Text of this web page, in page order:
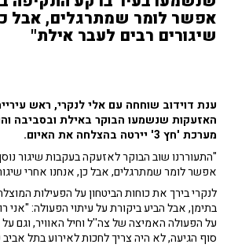
אפשר לומר שמתרגלים, אבל
שיגורים רבים לעבר אילת"
ענת דוידוב שוחחה עם אלי לנקרי, ראש
האזעקות שנשמעו הבוקר באילת ובסביבה
מערכת 'חץ 3' יירטה בהצלחה את האיום.
"התעוררנו שוב הבוקר לאזעקה בעקבות שיגור
אפשר לומר שמתרגלים, אבל כן, אנחנו אחרי
לנקרי בירך את כוחות הביטחון על הפעילות
בתימן, אבל הביע ביקורת על עיתוי הפעולה: "אני
על הפעולה האמיצה של צה''ל וחיל האוויר, וגם
סוף הגיעה, לא היה צריך לחכות לאירוע בתל אביב